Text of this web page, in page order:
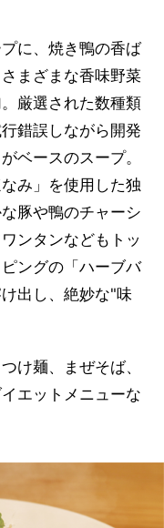
に、焼き鴨の香ば
まざまな香味野菜
厳選された数種類
錯誤しながら開発
ベースのスープ。
み」を使用した独
豚や鴨のチャーシ
ンタンなどもトッ
ングの「ハーブバ
出し、絶妙な"味
け麺、まぜそば、
エットメニューな